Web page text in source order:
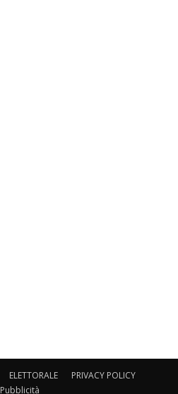
ELETTORALE
PRIVACY POLICY
Pubblicità